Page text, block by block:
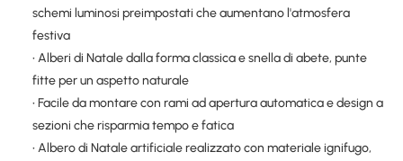
schemi luminosi preimpostati che aumentano l'atmosfera
festiva
• Alberi di Natale dalla forma classica e snella di abete, punte
fitte per un aspetto naturale
• Facile da montare con rami ad apertura automatica e design a
sezioni che risparmia tempo e fatica
• Albero di Natale artificiale realizzato con materiale ignifugo,